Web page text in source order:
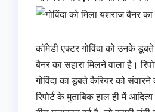
कॉमेडी एक्टर गोविंदा को उनके
बैनर का सहारा मिलने वाला है।
गोविंदा का डूबते कैरियर को
रिपोर्ट के मुताबिक हाल ही में